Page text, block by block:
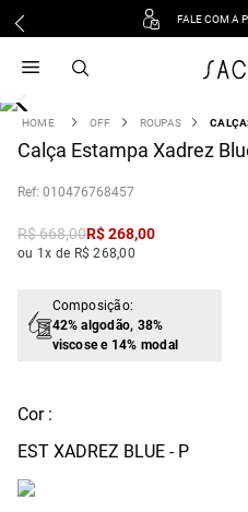
FALE COM A
OFF ROUPAS
Calça Estampa Xadrez
: 010476768457
R$668,00R$268,00
ou 1x de R$ 268,00
Composição:
42% algodão, 38%
viscose e 14% modal
Cor :
EST XADREZ BLUE - P
vestido
3 º blusa
º tricot
º macacão
jeans
º vestido curto